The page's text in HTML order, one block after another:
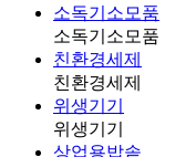
소독기소모품
소독기소모품
친환경세제
친환경세제
위생기기
위생기기
상업용밥솥